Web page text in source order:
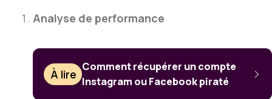
Analyse de performance
À lire
Comment récupérer un compte
Instagram ou Facebook piraté